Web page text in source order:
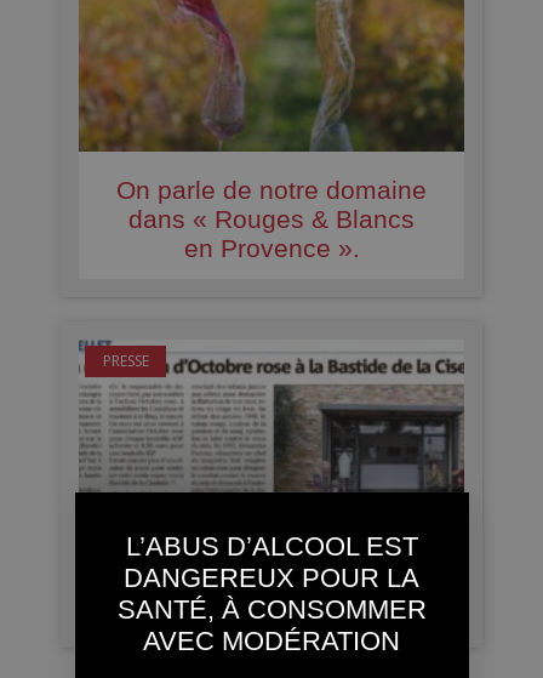
On parle de notre domaine
dans « Rouges & Blancs
en Provence ».
PRESSE
Article de Var Matin -
octobre 2021
L’ABUS D’ALCOOL EST
DANGEREUX POUR LA
SANTÉ, À CONSOMMER
AVEC MODÉRATION